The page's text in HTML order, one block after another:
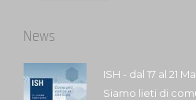
News
ISH - dal 17 al 21
Siamo lieti di